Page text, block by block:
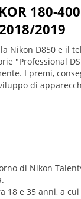
180-
2019
Nikon D850 e il
"Professional
I premi,
di
di Nikon
18 e 35 anni, a